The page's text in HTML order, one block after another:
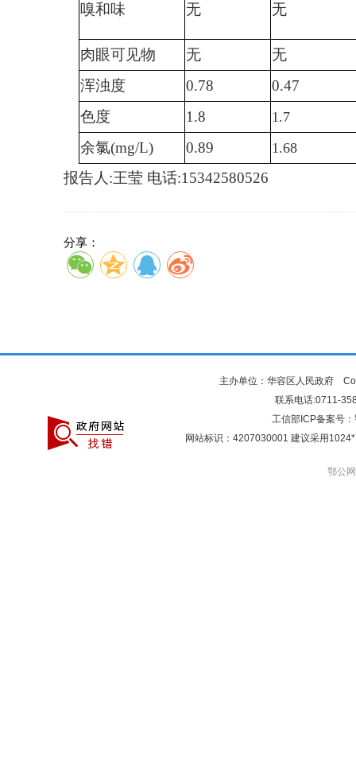
嗅和味 无 无
肉眼可见物 无
无
浑浊度
0.78
0.47
色度
1.8 1.7
余氯(mg/L) 0.89 1.68
报告人 :王莹 电话:15342580526
分享：
主办单位：华容区人民政府
联系电话:0711-
工信部ICP备案号：
网站标识：4207030001 建议采用
鄂公